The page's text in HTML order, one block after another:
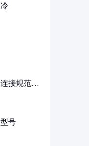
接规范详
号